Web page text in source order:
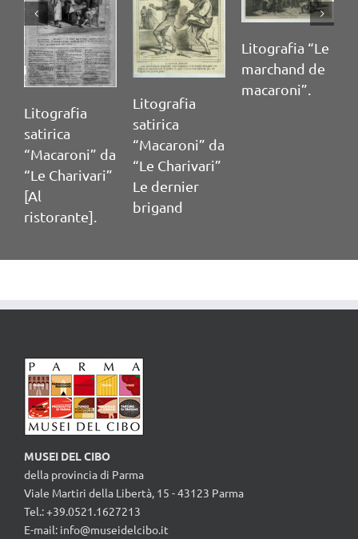
Litografia
satirica
“Macaroni” da
“Le Charivari”
[Al
ristorante].
Litografia
satirica
“Macaroni” da
“Le Charivari”
Le dernier
brigand
Litografia “Le
marchand de
macaroni”.
MUSEI DEL CIBO
della provincia di Parma
Viale Martiri della Libertà, 15 - 43123 Parma
Tel.: +39.0521.1627213
E-mail: info@museidelcibo.it